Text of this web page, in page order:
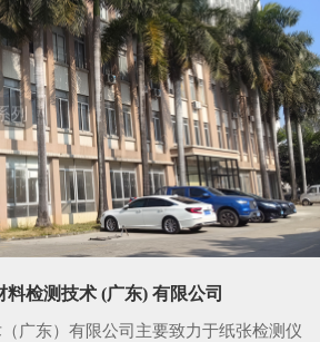
料检测技术 (广东) 有限公司
广东）有限公司主要致力于纸张检测仪
列